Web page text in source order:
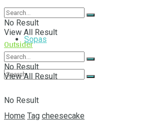
Saladas
Sopas
No Result
No Result
View All Result
Outsider
No Result
View All Result
Home Tag cheesecake